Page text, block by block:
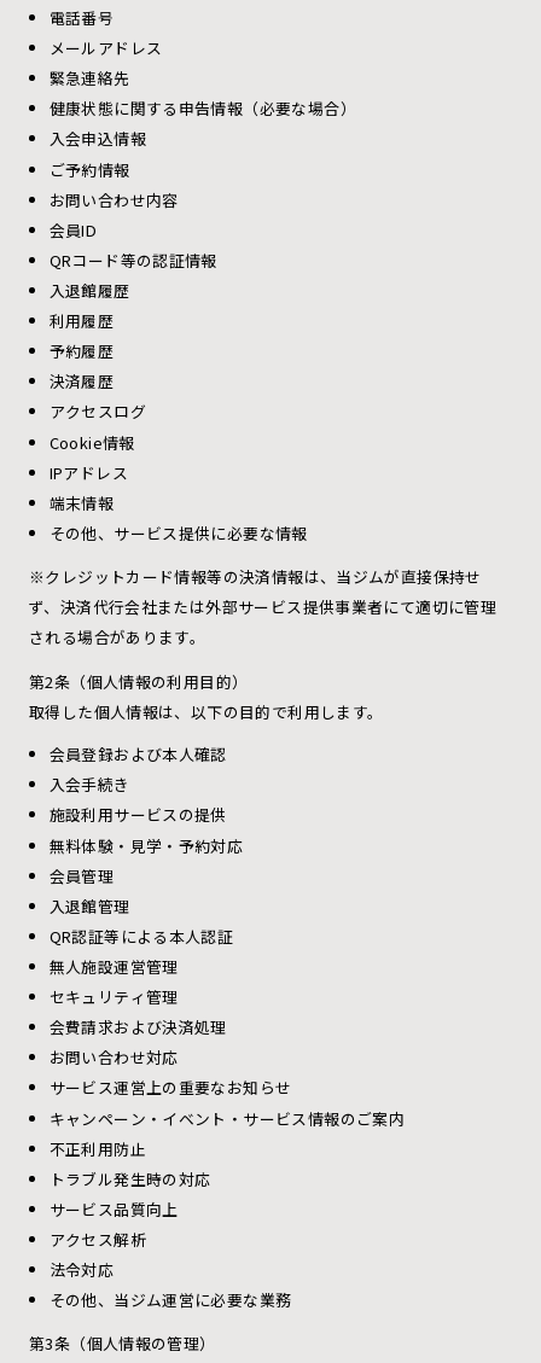
電話番号
メールアドレス
緊急連絡先
健康状態に関する申告情報（必要な場合）
入会申込情報
ご予約情報
お問い合わせ内容
会員ID
QRコード等の認証情報
入退館履歴
利用履歴
予約履歴
決済履歴
アクセスログ
Cookie情報
IPアドレス
端末情報
その他、サービス提供に必要な情報
※クレジットカード情報等の決済情報は、当ジムが直接保持せ
ず、決済代行会社または外部サービス提供事業者にて適切に管理
される場合があります。
第2条（個人情報の利用目的）
取得した個人情報は、以下の目的で利用します。
会員登録および本人確認
入会手続き
施設利用サービスの提供
無料体験・見学・予約対応
会員管理
入退館管理
QR認証等による本人認証
無人施設運営管理
セキュリティ管理
会費請求および決済処理
お問い合わせ対応
サービス運営上の重要なお知らせ
キャンペーン・イベント・サービス情報のご案内
不正利用防止
トラブル発生時の対応
サービス品質向上
アクセス解析
法令対応
その他、当ジム運営に必要な業務
第3条（個人情報の管理）